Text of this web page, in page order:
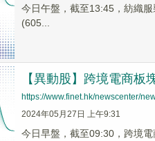
今日午盤，截至13:45，紡織
(605...
【異動股】跨境電商
https://www.finet.hk/newscenter/
2024年05月27日 上午9:31
今日早盤，截至09:30，跨境